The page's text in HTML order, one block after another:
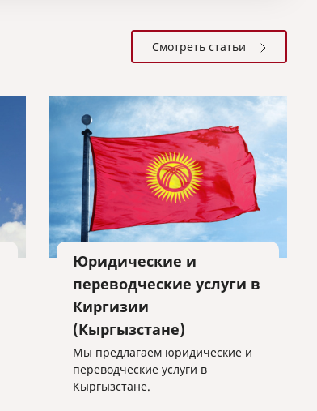
Смотреть статьи
Юридические и
переводческие услуги в
Киргизии
(Кыргызстане)
Мы предлагаем юридические и
переводческие услуги в
Кыргызстане.